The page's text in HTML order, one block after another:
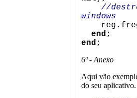
//
windows
end ;
end ;
6ª - Anexo
Aqui vão
do seu aplicativo.